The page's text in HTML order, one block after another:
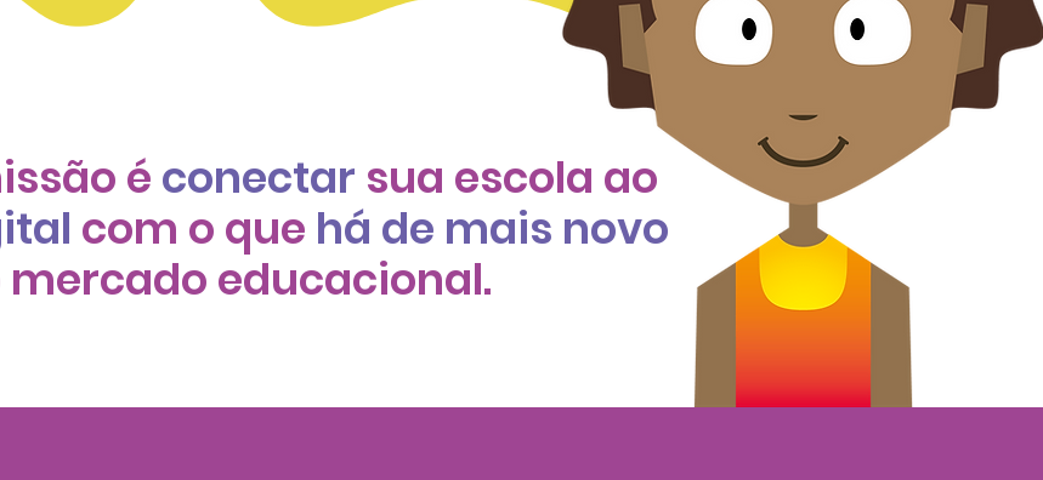
é conectar sua escola ao
com o que há de mais novo
mercado educacional.